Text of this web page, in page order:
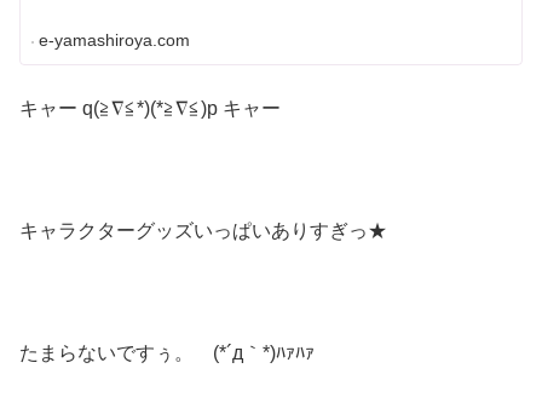
e-yamashiroya.com
キャー q(≧∇≦*)(*≧∇≦)p キャー
キャラクターグッズいっぱいありすぎっ★
たまらないですぅ。 (*´д｀*)ﾊｧﾊｧ